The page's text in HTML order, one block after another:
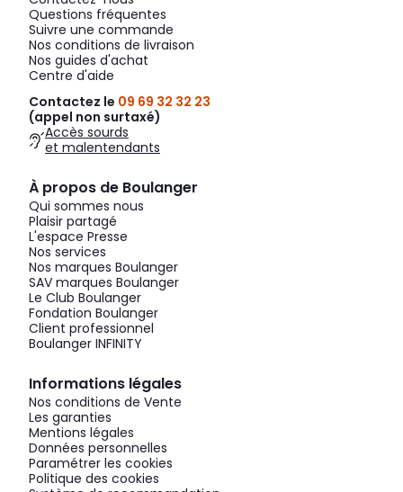
Questions fréquentes
Suivre une commande
Nos conditions de livraison
Nos guides d'achat
Centre d'aide
Contactez le 09 69 32 32 23
(appel non surtaxé)
Accès sourds
et malentendants
À propos de Boulanger
Qui sommes nous
Plaisir partagé
L'espace Presse
Nos services
Nos marques Boulanger
SAV marques Boulanger
Le Club Boulanger
Fondation Boulanger
Client professionnel
Boulanger INFINITY
Informations légales
Nos conditions de Vente
Les garanties
Mentions légales
Données personnelles
Paramétrer les cookies
Politique des cookies